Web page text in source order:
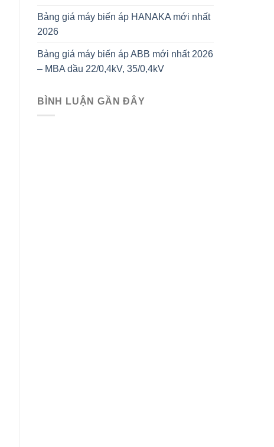
Bảng giá máy biến áp HANAKA mới nhất
2026
Bảng giá máy biến áp ABB mới nhất 2026
– MBA dầu 22/0,4kV, 35/0,4kV
BÌNH LUẬN GẦN ĐÂY